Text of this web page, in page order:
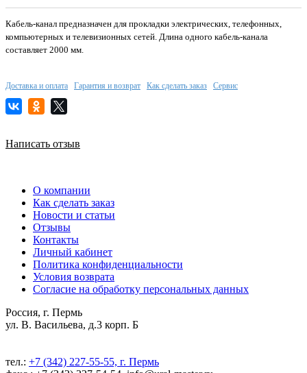
Кабель-канал предназначен для прокладки электрических, телефонных,
компьютерных и телевизионных сетей. Длина одного кабель-канала
составляет 2000 мм.
Доставка и оплата Гарантия и возврат Как сделать заказ Сервис
Написать отзыв
О компании
Как сделать заказ
Новости и статьи
Отзывы
Контакты
Личный кабинет
Политика конфиденциальности
Условия возврата
Согласие на обработку персональных данных
Россия, г. Пермь
ул. В. Васильева, д.3 корп. Б
тел.: +7 (342) 227-55-55, г. Пермь